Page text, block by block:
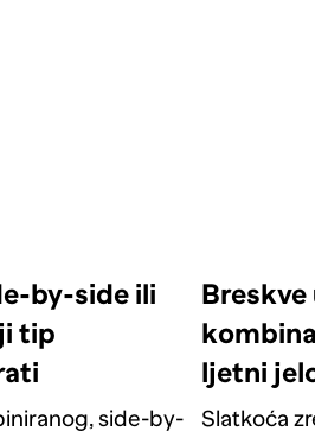
by-side ili
tip
side-by-
ljetni
Slatkoća